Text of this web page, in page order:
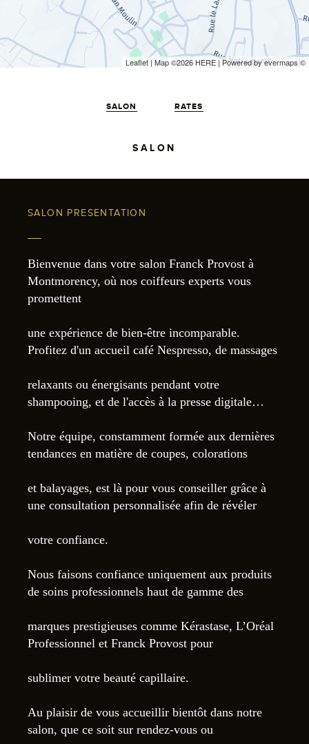
Leaflet | Map ©2026 HERE | Powered byevermaps ©
SALON RATES
SALON
SALON PRESENTATION
Bienvenue dans votre salon Franck Provost à
Montmorency, où nos coiffeurs experts vous
promettent
une expérience de bien-être incomparable.
Profitez d'un accueil café Nespresso, de massages
relaxants ou énergisants pendant votre
shampooing, et de l'accès à la presse digitale…
Notre équipe, constamment formée aux dernières
tendances en matière de coupes, colorations
et balayages, est là pour vous conseiller grâce à
une consultation personnalisée afin de révéler
votre confiance.
Nous faisons confiance uniquement aux produits
de soins professionnels haut de gamme des
marques prestigieuses comme Kérastase, L’Oréal
Professionnel et Franck Provost pour
sublimer votre beauté capillaire.
Au plaisir de vous accueillir bientôt dans notre
salon, que ce soit sur rendez-vous ou